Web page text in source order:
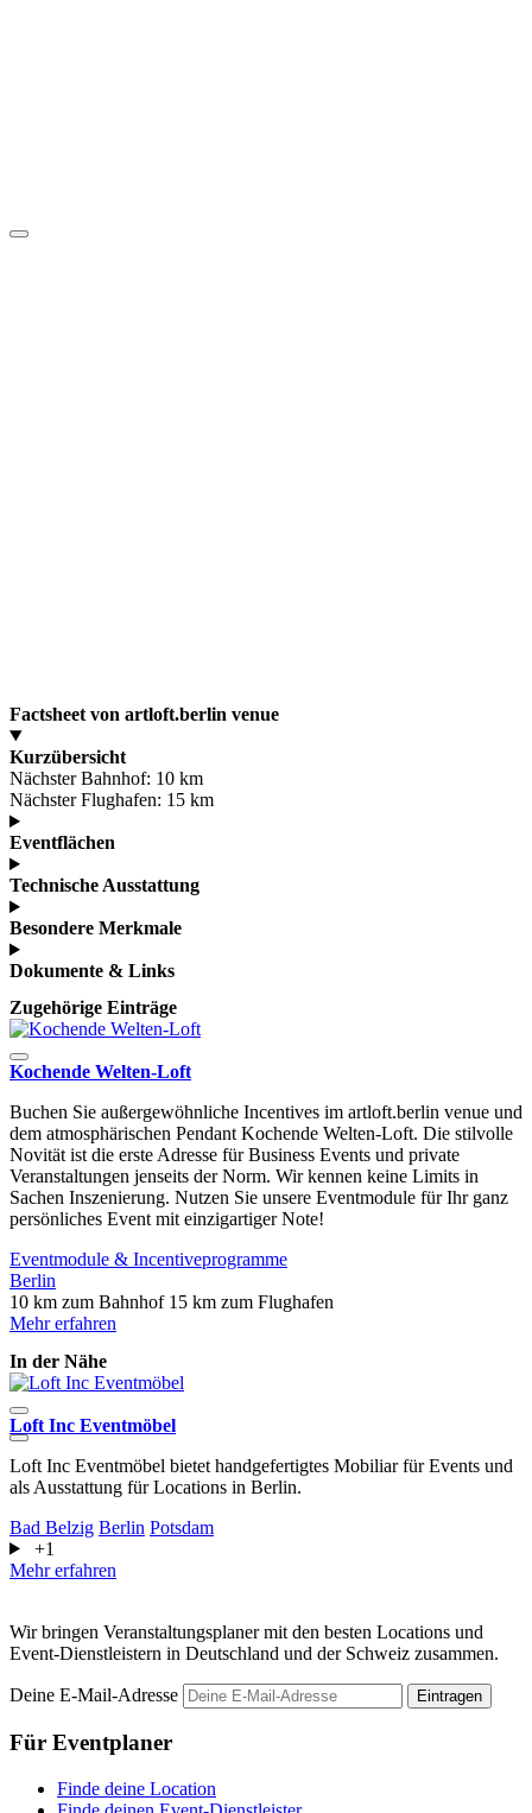
Factsheet von artloft.berlin venue
Kurzübersicht
Nächster Bahnhof: 10 km
Nächster Flughafen: 15 km
Eventflächen
Technische Ausstattung
Besondere Merkmale
Dokumente & Links
Zugehörige Einträge
Kochende Welten-Loft
Buchen Sie außergewöhnliche Incentives im artloft.berlin venue und
dem atmosphärischen Pendant Kochende Welten-Loft. Die stilvolle
Novität ist die erste Adresse für Business Events und private
Veranstaltungen jenseits der Norm. Wir kennen keine Limits in
Sachen Inszenierung. Nutzen Sie unsere Eventmodule für Ihr ganz
persönliches Event mit einzigartiger Note!
Eventmodule & Incentiveprogramme
Berlin
10 km zum Bahnhof 15 km zum Flughafen
Mehr erfahren
In der Nähe
Loft Inc Eventmöbel
Loft Inc Eventmöbel bietet handgefertigtes Mobiliar für Events und
als Ausstattung für Locations in Berlin.
Bad Belzig Berlin Potsdam
+1
Mehr erfahren
Wir bringen Veranstaltungsplaner mit den besten Locations und
Event-Dienstleistern in Deutschland und der Schweiz zusammen.
Deine E-Mail-Adresse Eintragen
Für Eventplaner
Finde deine Location